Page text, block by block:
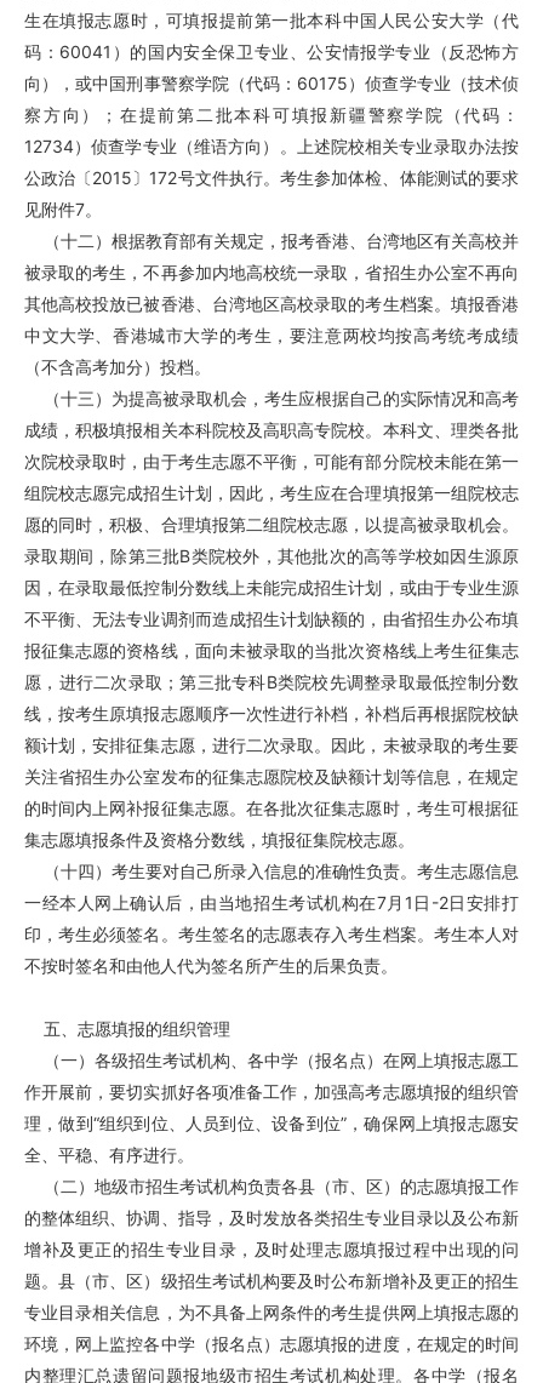
生在填报志愿时，可填报提前第一批本科中国人民公安大学（代
码：60041）的国内安全保卫专业、公安情报学专业（反恐怖方
向），或中国刑事警察学院（代码：60175）侦查学专业（技术侦
察方向）；在提前第二批本科可填报新疆警察学院（代码：
12734）侦查学专业（维语方向）。上述院校相关专业录取办法按
公政治〔2015〕172号文件执行。考生参加体检、体能测试的要求
见附件7。
（十二）根据教育部有关规定，报考香港、台湾地区有关高校并
被录取的考生，不再参加内地高校统一录取，省招生办公室不再向
其他高校投放已被香港、台湾地区高校录取的考生档案。填报香港
中文大学、香港城市大学的考生，要注意两校均按高考统考成绩
（不含高考加分）投档。
（十三）为提高被录取机会，考生应根据自己的实际情况和高考
成绩，积极填报相关本科院校及高职高专院校。本科文、理类各批
次院校录取时，由于考生志愿不平衡，可能有部分院校未能在第一
组院校志愿完成招生计划，因此，考生应在合理填报第一组院校志
愿的同时，积极、合理填报第二组院校志愿，以提高被录取机会。
录取期间，除第三批B类院校外，其他批次的高等学校如因生源原
因，在录取最低控制分数线上未能完成招生计划，或由于专业生源
不平衡、无法专业调剂而造成招生计划缺额的，由省招生办公布填
报征集志愿的资格线，面向未被录取的当批次资格线上考生征集志
愿，进行二次录取；第三批专科B类院校先调整录取最低控制分数
线，按考生原填报志愿顺序一次性进行补档，补档后再根据院校缺
额计划，安排征集志愿，进行二次录取。因此，未被录取的考生要
关注省招生办公室发布的征集志愿院校及缺额计划等信息，在规定
的时间内上网补报征集志愿。在各批次征集志愿时，考生可根据征
集志愿填报条件及资格分数线，填报征集院校志愿。
（十四）考生要对自己所录入信息的准确性负责。考生志愿信息
一经本人网上确认后，由当地招生考试机构在7月1日-2日安排打
印，考生必须签名。考生签名的志愿表存入考生档案。考生本人对
不按时签名和由他人代为签名所产生的后果负责。
五、志愿填报的组织管理
（一）各级招生考试机构、各中学（报名点）在网上填报志愿工
作开展前，要切实抓好各项准备工作，加强高考志愿填报的组织管
理，做到“组织到位、人员到位、设备到位”，确保网上填报志愿安
全、平稳、有序进行。
（二）地级市招生考试机构负责各县（市、区）的志愿填报工作
的整体组织、协调、指导，及时发放各类招生专业目录以及公布新
增补及更正的招生专业目录，及时处理志愿填报过程中出现的问
题。县（市、区）级招生考试机构要及时公布新增补及更正的招生
专业目录相关信息，为不具备上网条件的考生提供网上填报志愿的
环境，网上监控各中学（报名点）志愿填报的进度，在规定的时间
内整理汇总遗留问题报地级市招生考试机构处理。各中学（报名